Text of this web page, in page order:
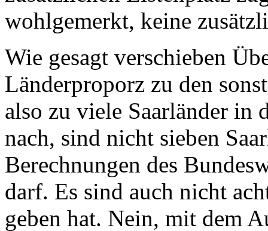
wohlgemerkt, keine
Wie gesagt verschieben
Länderproporz zu den
also zu viele Saarländer in
nach, sind nicht sieben
Berechnungen des
darf. Es sind auch nicht
geben hat. Nein, mit dem